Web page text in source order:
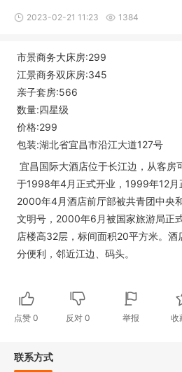
2023-02-21 11:23 1384
市景商务大床房:299
江景商务双床房:345
亲子套房:566
数量:四星级
价格:299
包装:湖北省宜昌市沿江大道127号
宜昌国际大酒店位于长江边，从客房
于1998年4月正式开业，1999年12月
2000年4月酒店前厅部被共青团中央
文明号，2000年6月被国家旅游局正
店楼高32层，标间面积20平方米。
分便利，邻近江边、码头。
点赞 0 反对0 举报 收
联系方式